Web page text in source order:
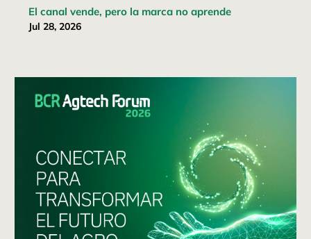
El canal vende, pero la marca no aprende
Jul 28, 2026